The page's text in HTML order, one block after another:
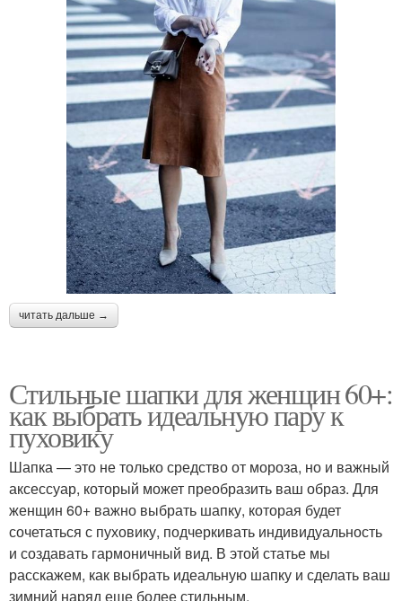
читать дальше →
Стильные шапки для женщин 60+:
как выбрать идеальную пару к
пуховику
Шапка — это не только средство от мороза, но и важный
аксессуар, который может преобразить ваш образ. Для
женщин 60+ важно выбрать шапку, которая будет
сочетаться с пуховику, подчеркивать индивидуальность
и создавать гармоничный вид. В этой статье мы
расскажем, как выбрать идеальную шапку и сделать ваш
зимний наряд еще более стильным.